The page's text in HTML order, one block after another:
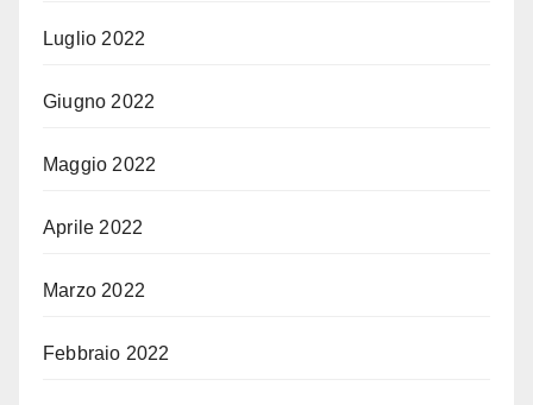
Luglio 2022
Giugno 2022
Maggio 2022
Aprile 2022
Marzo 2022
Febbraio 2022